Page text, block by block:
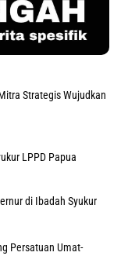
Strategis Wujudkan
di Ibadah Syukur